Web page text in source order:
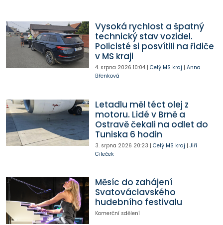
Vysoká rychlost a špatný
technický stav vozidel.
Policisté si posvítili na řidiče
v MS kraji
4. srpna 2026 10:04| Celý MS kraj | Anna
Břenková
Letadlu měl téct olej z
motoru. Lidé v Brně a
Ostravě čekali na odlet do
Tuniska 6 hodin
3. srpna 2026 20:23 | Celý MS kraj | Jiří
Cileček
Měsíc do zahájení
Svatováclavského
hudebního festivalu
Komerční sdělení